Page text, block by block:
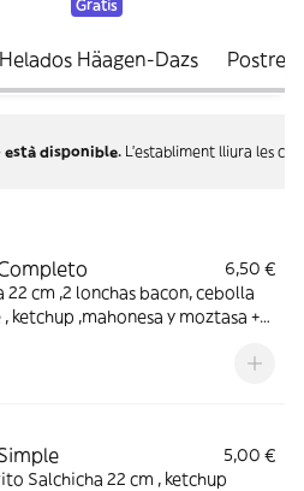
Gratis
Helados Häagen-Dazs Postres
està disponible. L'establiment lliura les
6,50 €
,2 lonchas bacon, cebolla
ketchup ,mahonesa y moztasa +
5,00 €
22 cm , ketchup